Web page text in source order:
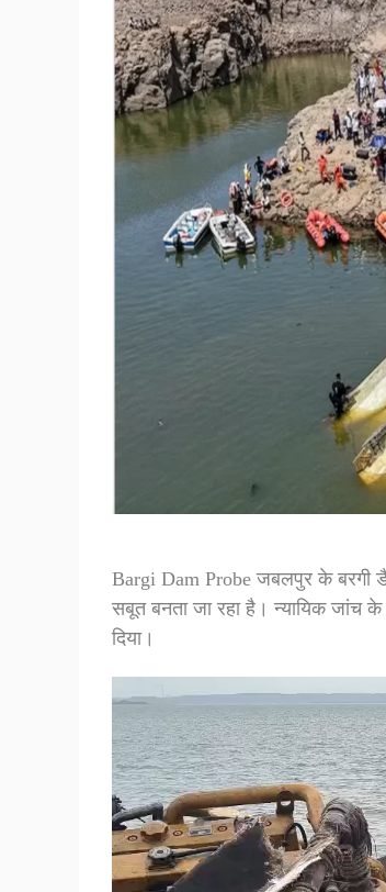
Bargi Dam Probe जबलपुर के बरगी
सबूत बनता जा रहा है। न्यायिक जांच
दिया।
Player